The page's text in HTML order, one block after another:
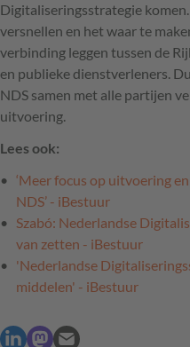
Digitaliseringsstrategie
versnellen en het waar te
verbinding leggen tussen de
en publieke dienstverleners.
NDS samen met alle partijen
uitvoering.
Lees ook:
‘Meer focus op uitvoering
NDS’ - iBestuur
Szabó: Nederlandse
van zetten - iBestuur
'Nederlandse
middelen' - iBestuur